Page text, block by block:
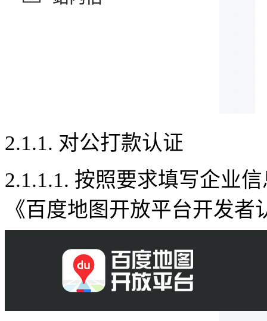
2.1.1. 对公打款认证
2.1.1.1. 按照要求填写企业
《百度地图开放平台开发